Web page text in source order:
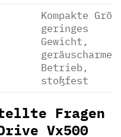
Kompakte
geringes
Gewicht,
geräuscharmer
Betrieb,
stoßfest
Fragen
Vx500